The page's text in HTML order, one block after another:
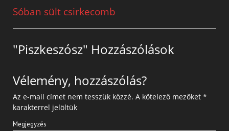
Sóban sült csirkecomb
"Piszkeszósz" Hozzászólások
Vélemény, hozzászólás?
Az e-mail címet nem tesszük közzé. A kötelező mezőket *
karakterrel jelöltük
Megjegyzés